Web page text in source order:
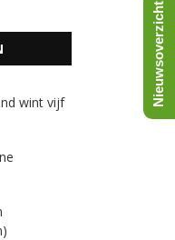
wint vijf
Nieuwsoverzicht